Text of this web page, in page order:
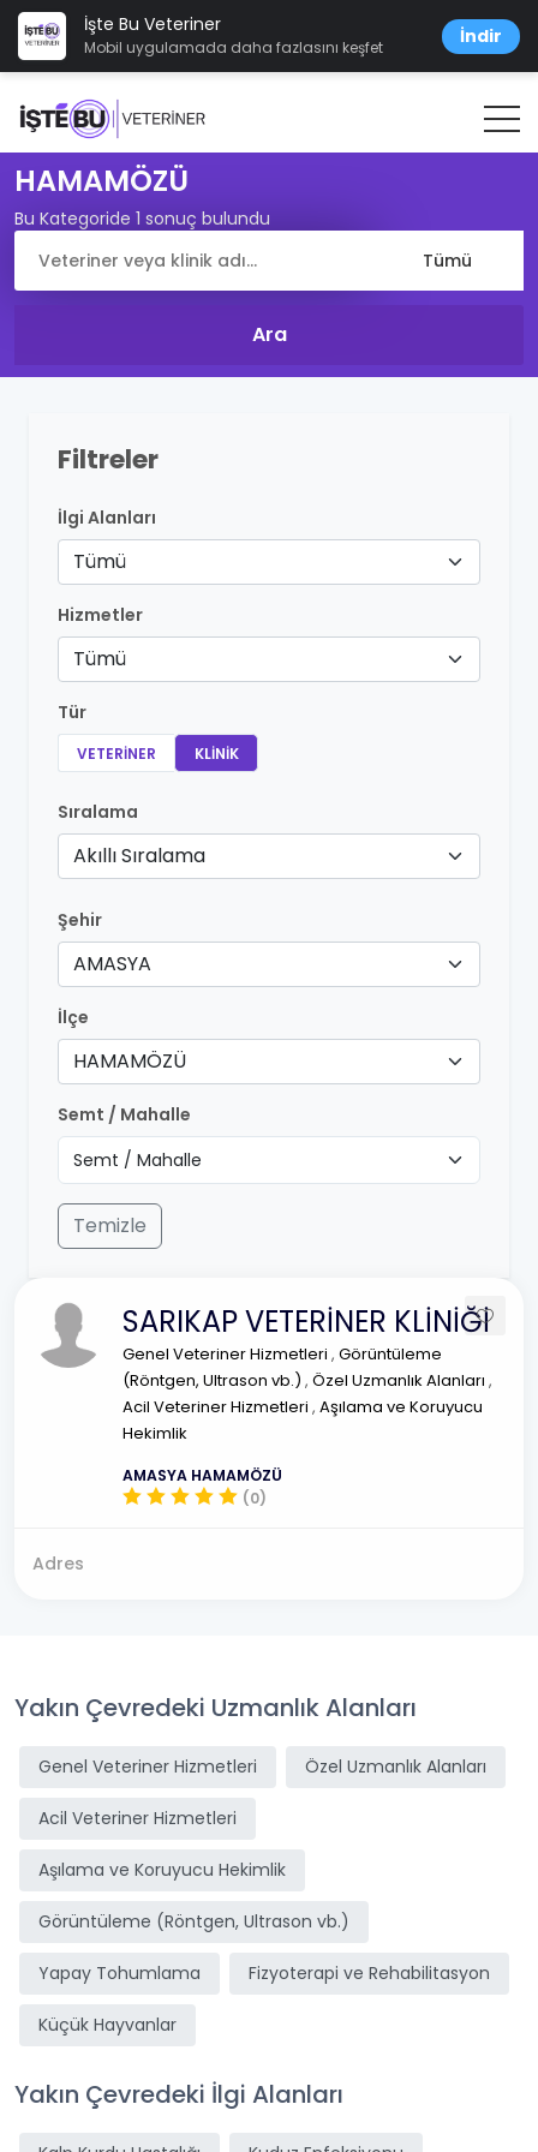
İşte Bu Veteriner
Mobil uygulamada daha fazlasını keşfet İndir
HAMAMÖZÜ
Bu Kategoride 1 sonuç bulundu
Filtreler
İlgi Alanları
Tümü
Hizmetler
Tümü
Tür
VETERINER KLINIK
Sıralama
Akıllı Sıralama
Şehir
AMASYA
İlçe
HAMAMÖZÜ
Semt / Mahalle
Temizle
SARIKAP VETERİNER KLİNİĞİ
Genel Veteriner Hizmetleri , Görüntüleme
(Röntgen, Ultrason vb.) , Özel Uzmanlık Alanları ,
Acil Veteriner Hizmetleri , Aşılama ve Koruyucu
Hekimlik
AMASYA HAMAMÖZÜ
(0)
Adres
Yakın Çevredeki Uzmanlık Alanları
Genel Veteriner Hizmetleri Özel Uzmanlık Alanları
Acil Veteriner Hizmetleri
Aşılama ve Koruyucu Hekimlik
Görüntüleme (Röntgen, Ultrason vb.)
Yapay Tohumlama Fizyoterapi ve Rehabilitasyon
Küçük Hayvanlar
Yakın Çevredeki İlgi Alanları